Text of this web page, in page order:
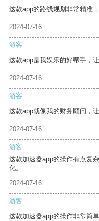
这款app的路线规划非常精准
2024-07-16
游客
这款app是我娱乐的好帮手，
2024-07-16
游客
这款app就像我的财务顾问，
2024-07-16
游客
这款加速器app的操作有点复
化。
2024-07-16
游客
这款加速器app的操作非常简